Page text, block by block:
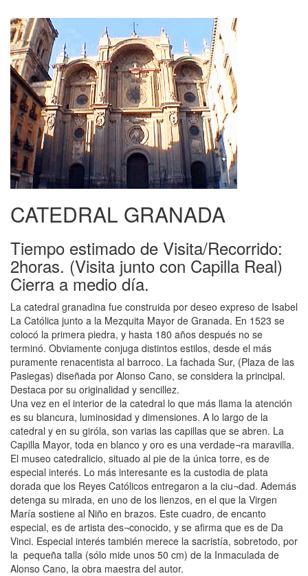
CATEDRAL GRANADA
Tiempo estimado de Visita/Recorrido:
2horas. (Visita junto con Capilla Real)
Cierra a medio día.
La catedral granadina fue construida por deseo expreso de Isabel
La Católica junto a la Mezquita Mayor de Granada. En 1523 se
colocó la primera piedra, y hasta 180 años después no se
terminó. Obviamente conjuga distintos estilos, desde el más
puramente renacentista al barroco. La fachada Sur, (Plaza de las
Pasiegas) diseñada por Alonso Cano, se considera la principal.
Destaca por su originalidad y sencillez.
Una vez en el interior de la catedral lo que más llama la atención
es su blancura, luminosidad y dimensiones. A lo largo de la
catedral y en su giróla, son varias las capillas que se abren. La
Capilla Mayor, toda en blanco y oro es una verdade¬ra maravilla.
El museo catedralicio, situado al pie de la única torre, es de
especial interés. Lo más interesante es la custodia de plata
dorada que los Reyes Católicos entregaron a la ciu¬dad. Además
detenga su mirada, en uno de los lienzos, en el que la Virgen
María sostiene al Niño en brazos. Este cuadro, de encanto
especial, es de artista des¬conocido, y se afirma que es de Da
Vinci. Especial interés también merece la sacristía, sobretodo, por
la pequeña talla (sólo mide unos 50 cm) de la Inmaculada de
Alonso Cano, la obra maestra del autor.